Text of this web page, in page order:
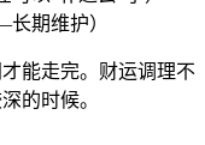
期维护）
能走完。财运调理不
的时候。